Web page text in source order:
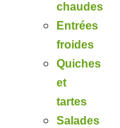
chaudes
Entrées
froides
Quiches
et
tartes
Salades